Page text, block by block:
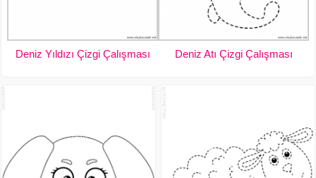
Deniz Yıldızı Çizgi Çalışması Deniz Atı Çizgi Çalışması